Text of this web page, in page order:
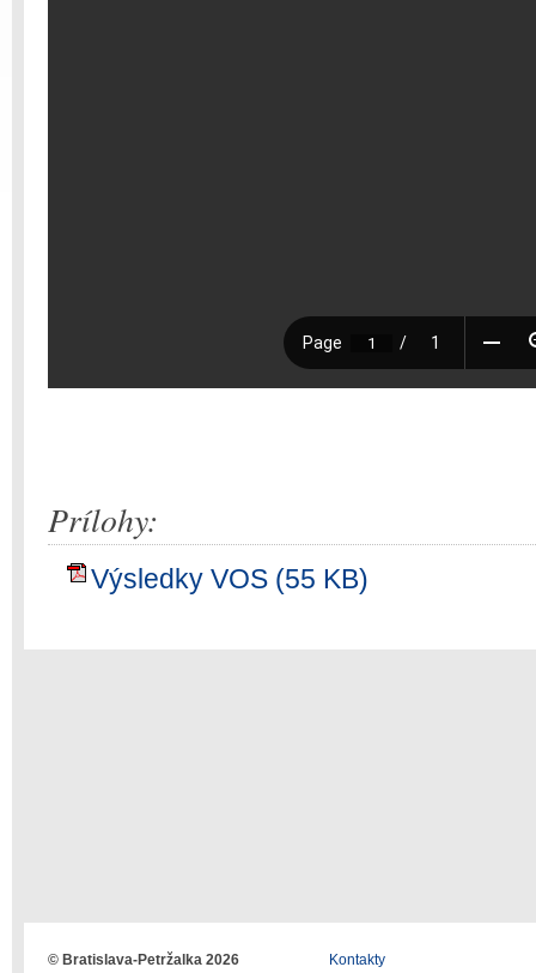
Prílohy:
Výsledky VOS (55 KB)
© Bratislava-Petržalka 2026
Kontakty